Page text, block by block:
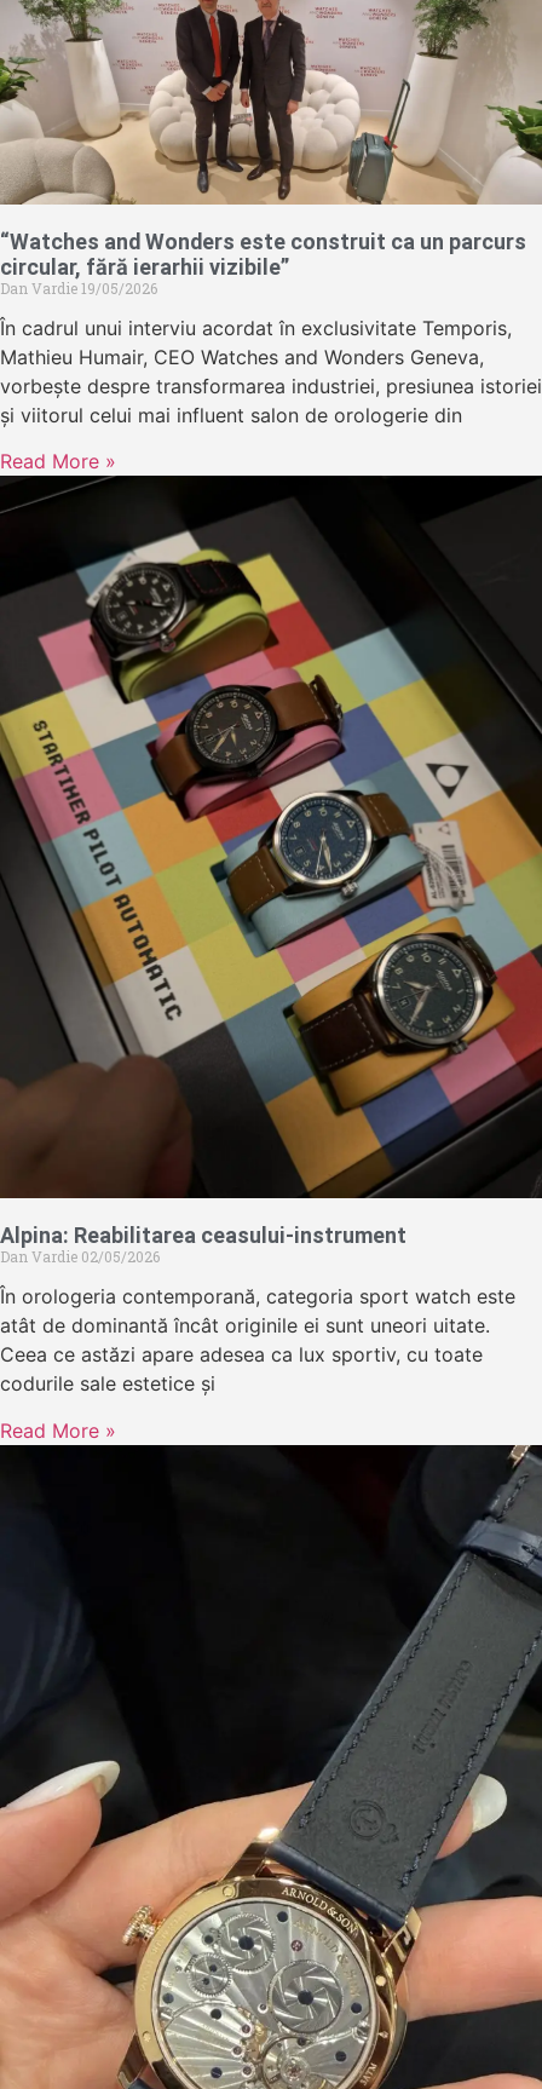
“Watches and Wonders este construit ca un parcurs
circular, fără ierarhii vizibile”
Dan Vardie19/05/2026
În cadrul unui interviu acordat în exclusivitate Temporis,
Mathieu Humair, CEO Watches and Wonders Geneva,
vorbește despre transformarea industriei, presiunea istoriei
și viitorul celui mai influent salon de orologerie din
Read More »
Alpina: Reabilitarea ceasului-instrument
Dan Vardie 02/05/2026
În orologeria contemporană, categoria sport watch este
atât de dominantă încât originile ei sunt uneori uitate.
Ceea ce astăzi apare adesea ca lux sportiv, cu toate
codurile sale estetice și
Read More »